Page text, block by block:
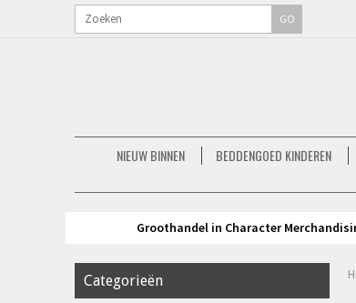
GO
NIEUW BINNEN BEDDENGOED KINDEREN
Groothandel in Character
Categorieën